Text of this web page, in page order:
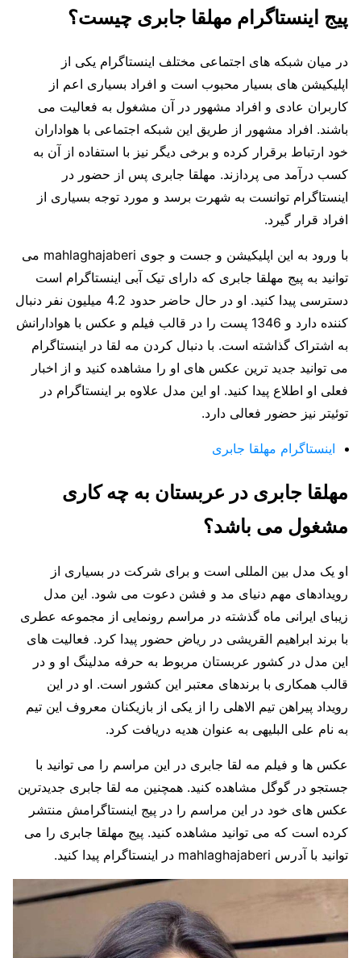
پیج اینستاگرام مهلقا جابری چیست؟
در میان شبکه های اجتماعی مختلف اینستاگرام یکی از
اپلیکیشن های بسیار محبوب است و افراد بسیاری اعم از
کاربران عادی و افراد مشهور در آن مشغول به فعالیت می
باشند. افراد مشهور از طریق این شبکه اجتماعی با هواداران
خود ارتباط برقرار کرده و برخی دیگر نیز با استفاده از آن به
کسب درآمد می پردازند. مهلقا جابری پس از حضور در
اینستاگرام توانست به شهرت برسد و مورد توجه بسیاری از
افراد قرار گیرد.
با ورود به این اپلیکیشن و جست و جوی mahlaghajaberi می
توانید به پیج مهلقا جابری که دارای تیک آبی اینستاگرام است
دسترسی پیدا کنید. او در حال حاضر حدود 4.2 میلیون نفر دنبال
کننده دارد و 1346 پست را در قالب فیلم و عکس با هوادارانش
به اشتراک گذاشته است. با دنبال کردن مه لقا در اینستاگرام
می توانید جدید ترین عکس های او را مشاهده کنید و از اخبار
فعلی او اطلاع پیدا کنید. او این مدل علاوه بر اینستاگرام در
توئیتر نیز حضور فعالی دارد.
اینستاگرام مهلقا جابری
مهلقا جابری در عربستان به چه کاری
مشغول می باشد؟
او یک مدل بین المللی است و برای شرکت در بسیاری از
رویدادهای مهم دنیای مد و فشن دعوت می شود. این مدل
زیبای ایرانی ماه گذشته در مراسم رونمایی از مجموعه عطری
با برند ابراهیم القریشی در ریاض حضور پیدا کرد. فعالیت های
این مدل در کشور عربستان مربوط به حرفه مدلینگ او و در
قالب همکاری با برندهای معتبر این کشور است. او در این
رویداد پیراهن تیم الاهلی را از یکی از بازیکنان معروف این تیم
به نام علی البلیهی به عنوان هدیه دریافت کرد.
عکس ها و فیلم مه لقا جابری در این مراسم را می توانید با
جستجو در گوگل مشاهده کنید. همچنین مه لقا جابری جدیدترین
عکس های خود در این مراسم را در پیج اینستاگرامش منتشر
کرده است که می توانید مشاهده کنید. پیج مهلقا جابری را می
توانید با آدرس mahlaghajaberi در اینستاگرام پیدا کنید.